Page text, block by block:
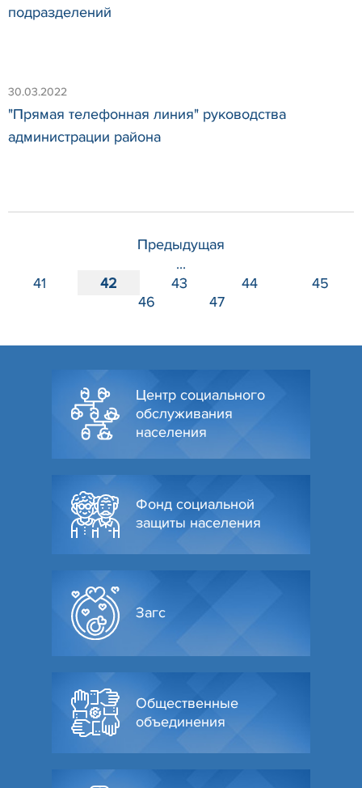
подразделений
30.03.2022
"Прямая телефонная линия" руководства
администрации района
Предыдущая
...
41
42 43 44
45
46
47
Центр социального
обслуживания
населения
Фонд социальной
защиты населения
Загс
Общественные
объединения